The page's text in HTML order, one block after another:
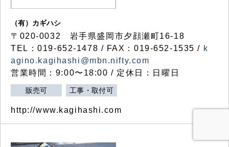
（有）カギハシ
〒020-0032 岩手県盛岡市夕顔瀬町16-18
TEL：019-652-1478 / FAX：019-652-1535 / k
agino.kagihashi@mbn.nifty.com
営業時間：9:00〜18:00 / 定休日：日曜日
販売可 工事・取付可
http://www.kagihashi.com